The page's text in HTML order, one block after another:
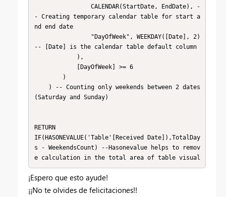
- Creating temporary calendar table for start a
nd end date
-- [Date] is the calendar table default column
(Saturday and Sunday)
RETURN
IF(HASONEVALUE('Table'[Received Date]),TotalDay
s - WeekendsCount) --Hasonevalue helps to remov
e calculation in the total area of table visual
¡Espero que esto ayude!
¡¡No te olvides de felicitaciones!!